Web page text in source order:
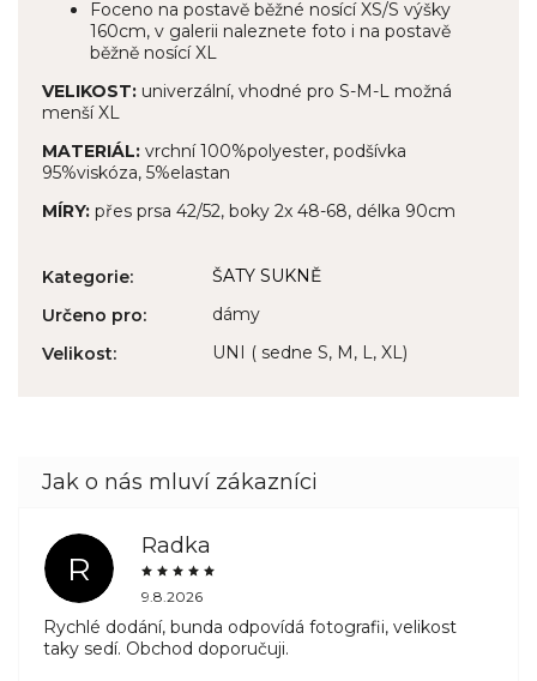
Foceno na postavě běžné nosící XS/S výšky
160cm, v galerii naleznete foto i na postavě
běžně nosící XL
VELIKOST: univerzální, vhodné pro S-M-L možná
menší XL
MATERIÁL: vrchní 100%polyester, podšívka
95%viskóza, 5%elastan
MÍRY: přes prsa 42/52, boky 2x 48-68, délka 90cm
Kategorie:
ŠATY SUKNĚ
Určeno pro:
dámy
Velikost: UNI ( sedne S, M, L, XL)
R
Radka
9.8.2026
Rychlé dodání, bunda odpovídá fotografii, velikost
taky sedí. Obchod doporučuji.